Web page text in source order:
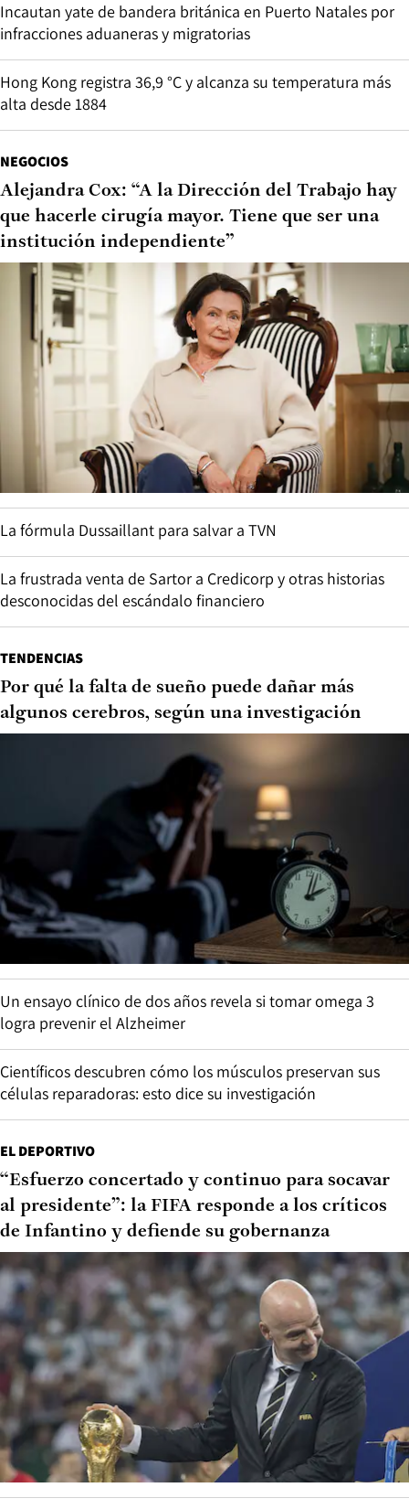
Incautan yate de bandera británica en Puerto Natales por
infracciones aduaneras y migratorias
Hong Kong registra 36,9 °C y alcanza su temperatura más
alta desde 1884
NEGOCIOS
Alejandra Cox: “A la Dirección del Trabajo hay
que hacerle cirugía mayor. Tiene que ser una
institución independiente”
La fórmula Dussaillant para salvar a TVN
La frustrada venta de Sartor a Credicorp y otras historias
desconocidas del escándalo financiero
TENDENCIAS
Por qué la falta de sueño puede dañar más
algunos cerebros, según una investigación
Un ensayo clínico de dos años revela si tomar omega 3
logra prevenir el Alzheimer
Científicos descubren cómo los músculos preservan sus
células reparadoras: esto dice su investigación
EL DEPORTIVO
“Esfuerzo concertado y continuo para socavar
al presidente”: la FIFA responde a los críticos
de Infantino y defiende su gobernanza